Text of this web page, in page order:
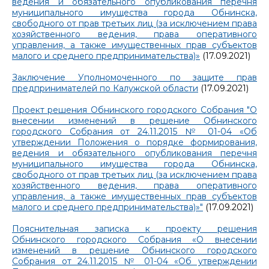
муниципального имущества города Обнинска,
свободного от прав третьих лиц (за исключением права
хозяйственного ведения, права оперативного
управления, а также имущественных прав субъектов
малого и среднего предпринимательства)» (17.09.2021)
Заключение Уполномоченного по защите прав
предпринимателей по Калужской области (17.09.2021)
Проект решения Обнинского городского Собрания "О
внесении изменений в решение Обнинского
городского Собрания от 24.11.2015 № 01-04 «Об
утверждении Положения о порядке формирования,
ведения и обязательного опубликования перечня
муниципального имущества города Обнинска,
свободного от прав третьих лиц (за исключением права
хозяйственного ведения, права оперативного
управления, а также имущественных прав субъектов
малого и среднего предпринимательства)»" (17.09.2021)
Пояснительная записка к проекту решения
Обнинского городского Собрания «О внесении
изменений в решение Обнинского городского
Собрания от 24.11.2015 № 01-04 «Об утверждении